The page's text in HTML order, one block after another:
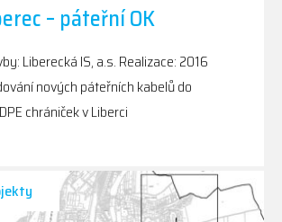
– páteřní OK
Liberecká IS, a.s. Realizace: 2016
nových páteřních kabelů do
chrániček v Liberci